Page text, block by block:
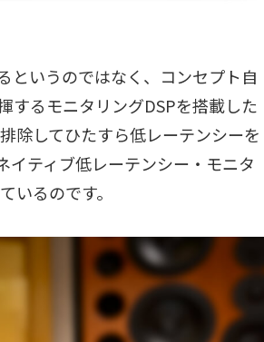
というのではなく、コンセプト自
するモニタリングDSPを搭載した
除してひたすら低レーテンシーを
ティブ低レーテンシー・モニタ
いるのです。